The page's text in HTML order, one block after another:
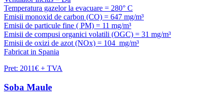
Temperatura gazelor la evacuare = 280° C
Emisii monoxid de carbon (CO) = 647 mg/m³
Emisii de particule fine ( PM) = 11 mg/m³
Emisii de compusi organici volatili (OGC) = 31 mg/m³
Emisii de oxizi de azot (NOx) = 104 mg/m³
Fabricat in Spania
Pret: 2011€ + TVA
Soba Maule